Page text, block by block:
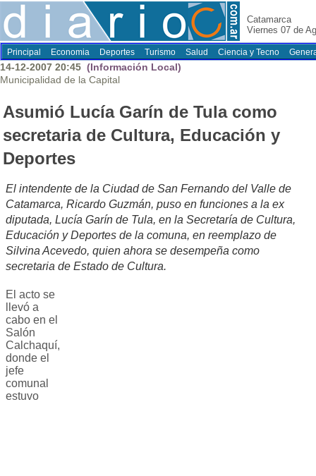
Catamarca
Viernes 07 de
Principal Economia Deportes Turismo Salud Ciencia y Tecno
14-12-2007 20:45 (Información Local)
Municipalidad de la Capital
Asumió Lucía Garín de Tula como
secretaria de Cultura, Educación y
Deportes
El intendente de la Ciudad de San Fernando del Valle de
Catamarca, Ricardo Guzmán, puso en funciones a la ex
diputada, Lucía Garín de Tula, en la Secretaría de Cultura,
Educación y Deportes de la comuna, en reemplazo de
Silvina Acevedo, quien ahora se desempeña como
secretaria de Estado de Cultura.
El acto se
llevó a
cabo en el
Salón
Calchaquí,
donde el
jefe
comunal
estuvo